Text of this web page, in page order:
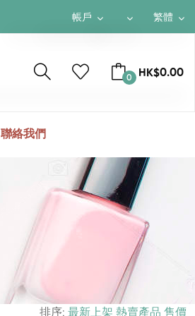
帳戶
¥ RMB
繁體
簡体0 HK$0.00
聯絡我們
排序: 最新上架 熱賣產品 售價